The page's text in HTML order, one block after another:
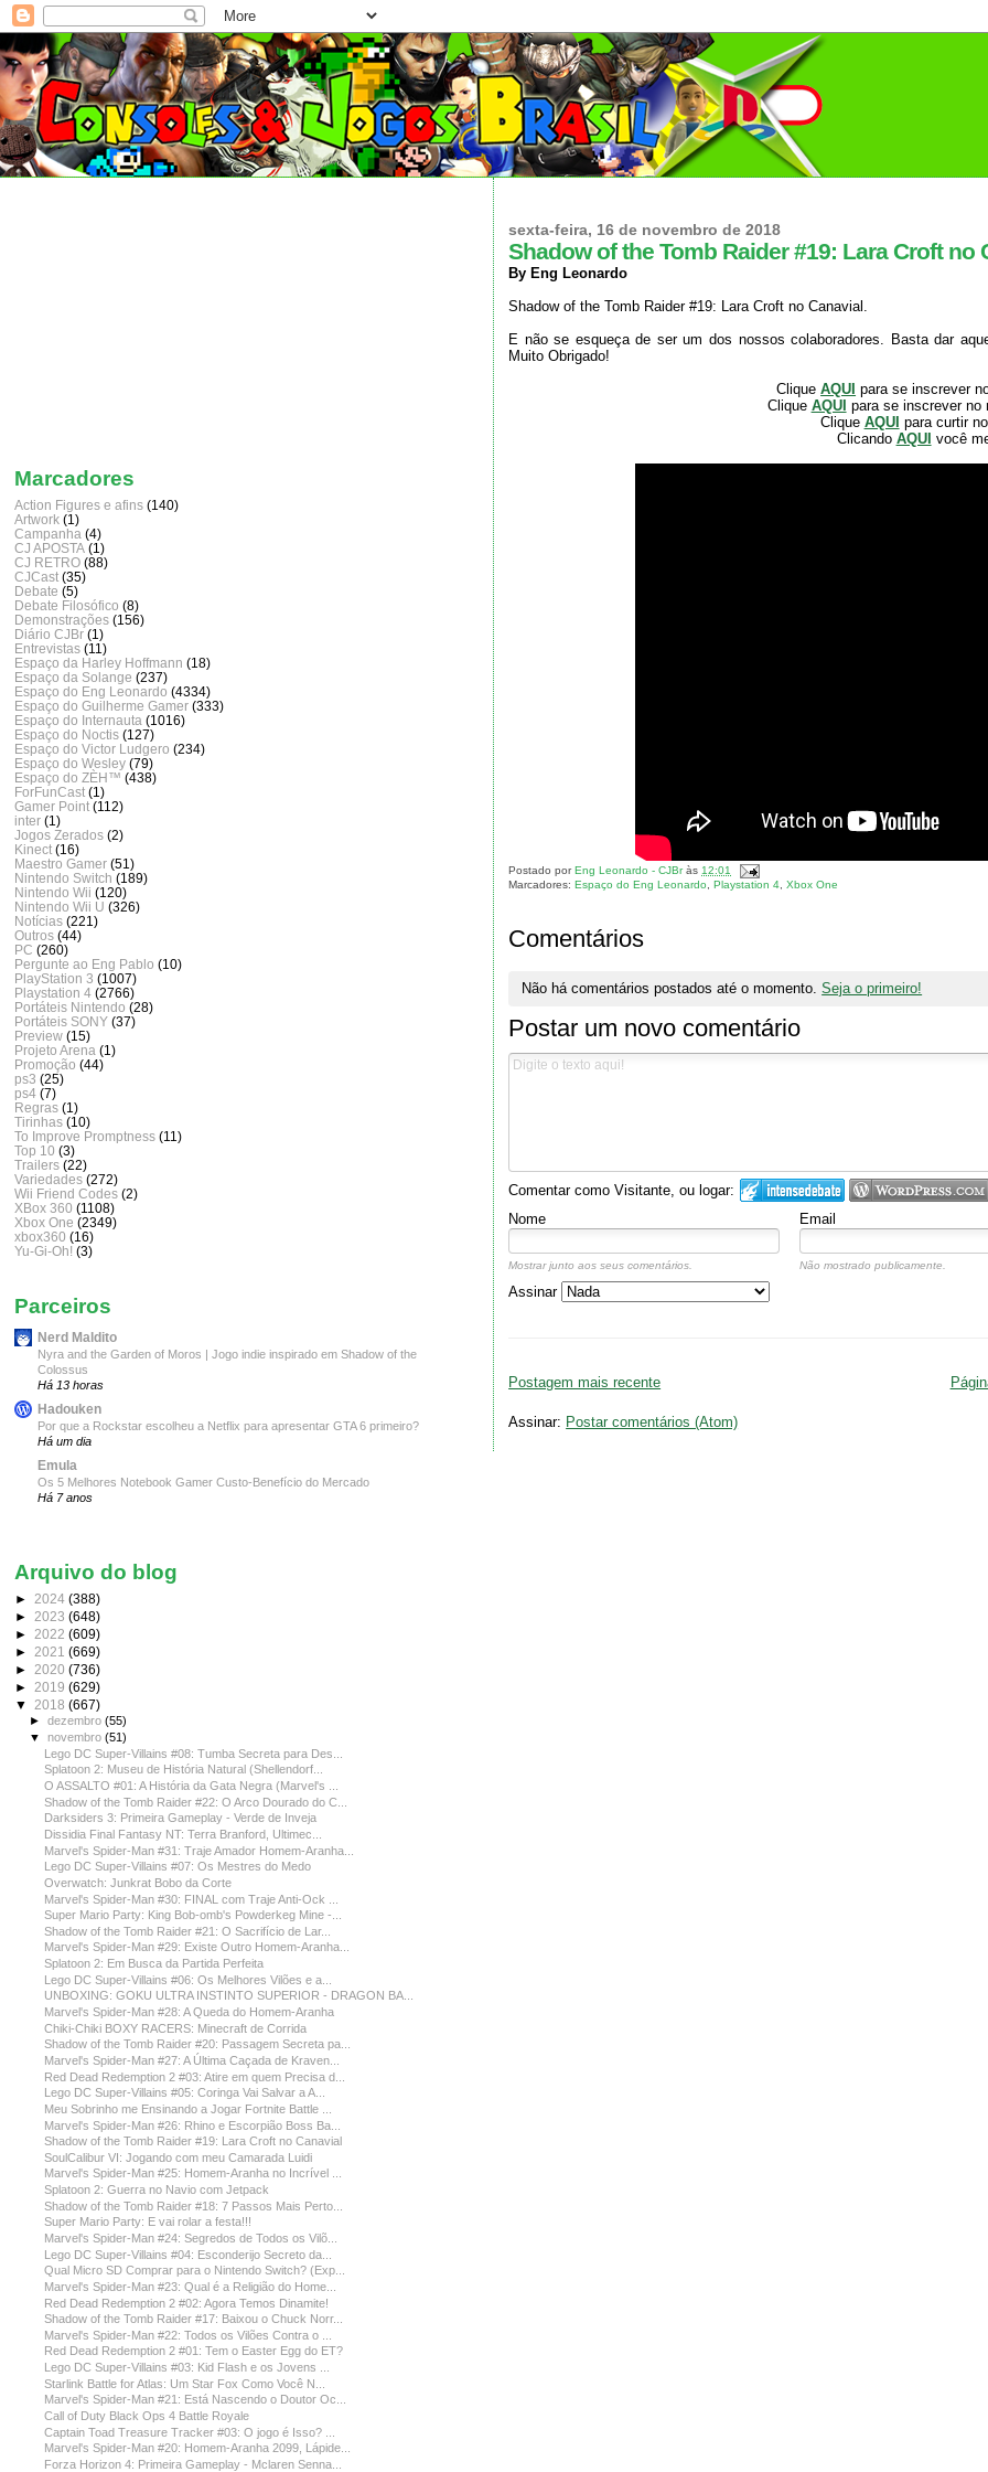
sexta-feira, 16 de novembro de 2018
Shadow of the Tomb Raider #19: Lara Croft no
By Eng Leonardo
Shadow of the Tomb Raider #19: Lara Croft no Canavial.
E não se esqueça de ser um dos nossos colaboradores. Basta dar
Muito Obrigado!
CliqueAQUI para se inscrever
Clique AQUI para se inscrever no
Clique AQUI para curtir
Clicando AQUI você
Postado porEng Leonardo - CJBràs12:01
Marcadores:Espaço do Eng Leonardo ,Playstation 4 ,Xbox One
Comentários
Não há comentários postados até o momento.Seja o primeiro!
Postar um novo comentário
Comentar como Visitante, ou logar:
Nome Email
Mostrar junto aos seus comentários. Não mostrado publicamente.
Assinar
Postagem mais recente
Assinar: Postar comentários (Atom)
Marcadores
Action Figures e afins (140)
Artwork (1)
Campanha (4)
CJ APOSTA (1)
CJ RETRO (88)
CJCast (35)
Debate (5)
Debate Filosófico (8)
Demonstrações (156)
Diário CJBr (1)
Entrevistas (11)
Espaço da Harley Hoffmann (18)
Espaço da Solange (237)
Espaço do Eng Leonardo (4334)
Espaço do Guilherme Gamer (333)
Espaço do Internauta (1016)
Espaço do Noctis (127)
Espaço do Victor Ludgero (234)
Espaço do Wesley (79)
Espaço do ZÈH™ (438)
ForFunCast (1)
Gamer Point (112)
inter (1)
Jogos Zerados (2)
Kinect (16)
Maestro Gamer (51)
Nintendo Switch (189)
Nintendo Wii (120)
Nintendo Wii U (326)
Notícias (221)
Outros (44)
PC (260)
Pergunte ao Eng Pablo (10)
PlayStation 3 (1007)
Playstation 4 (2766)
Portáteis Nintendo (28)
Portáteis SONY (37)
Preview (15)
Projeto Arena (1)
Promoção (44)
ps3 (25)
ps4 (7)
Regras (1)
Tirinhas (10)
To Improve Promptness (11)
Top 10 (3)
Trailers (22)
Variedades (272)
Wii Friend Codes (2)
XBox 360 (1108)
Xbox One (2349)
xbox360 (16)
Yu-Gi-Oh! (3)
Parceiros
Nerd Maldito
Nyra and the Garden of Moros | Jogo indie inspirado em Shadow of the
Colossus
Há 13 horas
Hadouken
Por que a Rockstar escolheu a Netflix para apresentar GTA 6 primeiro?
Há um dia
Emula
Os 5 Melhores Notebook Gamer Custo-Benefício do Mercado
Há 7 anos
Arquivo do blog
► 2024 (388)
► 2023 (648)
► 2022 (609)
► 2021 (669)
► 2020 (736)
► 2019 (629)
▼ 2018 (667)
►dezembro(55)
▼novembro(51)
Lego DC Super-Villains #08: Tumba Secreta para Des...
Splatoon 2: Museu de História Natural (Shellendorf...
O ASSALTO #01: A História da Gata Negra (Marvel's ...
Shadow of the Tomb Raider #22: O Arco Dourado do C...
Darksiders 3: Primeira Gameplay - Verde de Inveja
Dissidia Final Fantasy NT: Terra Branford, Ultimec...
Marvel's Spider-Man #31: Traje Amador Homem-Aranha...
Lego DC Super-Villains #07: Os Mestres do Medo
Overwatch: Junkrat Bobo da Corte
Marvel's Spider-Man #30: FINAL com Traje Anti-Ock ...
Super Mario Party: King Bob-omb's Powderkeg Mine -...
Shadow of the Tomb Raider #21: O Sacrifício de Lar...
Marvel's Spider-Man #29: Existe Outro Homem-Aranha...
Splatoon 2: Em Busca da Partida Perfeita
Lego DC Super-Villains #06: Os Melhores Vilões e a...
UNBOXING: GOKU ULTRA INSTINTO SUPERIOR - DRAGON BA...
Marvel's Spider-Man #28: A Queda do Homem-Aranha
Chiki-Chiki BOXY RACERS: Minecraft de Corrida
Shadow of the Tomb Raider #20: Passagem Secreta pa...
Marvel's Spider-Man #27: A Última Caçada de Kraven...
Red Dead Redemption 2 #03: Atire em quem Precisa d...
Lego DC Super-Villains #05: Coringa Vai Salvar a A...
Meu Sobrinho me Ensinando a Jogar Fortnite Battle ...
Marvel's Spider-Man #26: Rhino e Escorpião Boss Ba...
Shadow of the Tomb Raider #19: Lara Croft no Canavial
SoulCalibur VI: Jogando com meu Camarada Luidi
Marvel's Spider-Man #25: Homem-Aranha no Incrível ...
Splatoon 2: Guerra no Navio com Jetpack
Shadow of the Tomb Raider #18: 7 Passos Mais Perto...
Super Mario Party: E vai rolar a festa!!!
Marvel's Spider-Man #24: Segredos de Todos os Vilõ...
Lego DC Super-Villains #04: Esconderijo Secreto da...
Qual Micro SD Comprar para o Nintendo Switch? (Exp...
Marvel's Spider-Man #23: Qual é a Religião do Home...
Red Dead Redemption 2 #02: Agora Temos Dinamite!
Shadow of the Tomb Raider #17: Baixou o Chuck Norr...
Marvel's Spider-Man #22: Todos os Vilões Contra o ...
Red Dead Redemption 2 #01: Tem o Easter Egg do ET?
Lego DC Super-Villains #03: Kid Flash e os Jovens ...
Starlink Battle for Atlas: Um Star Fox Como Você N...
Marvel's Spider-Man #21: Está Nascendo o Doutor Oc...
Call of Duty Black Ops 4 Battle Royale
Captain Toad Treasure Tracker #03: O jogo é Isso? ...
Marvel's Spider-Man #20: Homem-Aranha 2099, Lápide...
Forza Horizon 4: Primeira Gameplay - Mclaren Senna...